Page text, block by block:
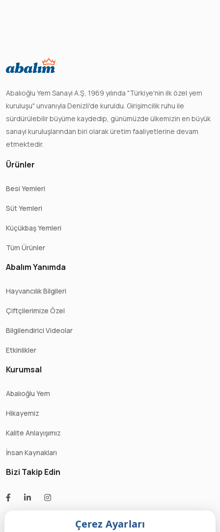
Abalıoğlu Yem Sanayi A.Ş, 1969 yılında "Türkiye'nin ilk özel yem
kuruluşu" unvanıyla Denizli'de kuruldu. Girişimcilik ruhu ile
sürdürülebilir büyüme kaydedip, günümüzde ülkemizin en büyük
sanayi kuruluşlarından biri olarak üretim faaliyetlerine devam
etmektedir.
Ürünler
Besi Yemleri
Süt Yemleri
Küçükbaş Yemleri
Tüm Ürünler
Abalım Yanımda
Hayvancılık Bilgileri
Çiftçilerimize Özel
Bilgilendirici Videolar
Etkinlikler
Kurumsal
Abalıoğlu Yem
Hikayemiz
Kalite Anlayışımız
İnsan Kaynakları
Bizi Takip Edin
Çerez Ayarları